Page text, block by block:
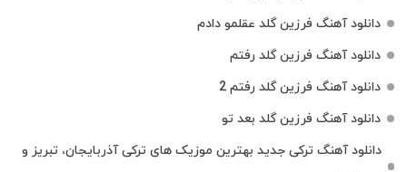
دانلود آهنگ فرزین گلد عقلمو دادم
دانلود آهنگ فرزین گلد رفتم
دانلود آهنگ فرزین گلد رفتم 2
دانلود آهنگ فرزین گلد بعد تو
دانلود آهنگ ترکی جدید بهترین موزیک‌ های ترکی آذربایجان، تبریز و